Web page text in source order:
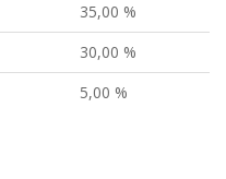
35,00 %
30,00 %
5,00 %